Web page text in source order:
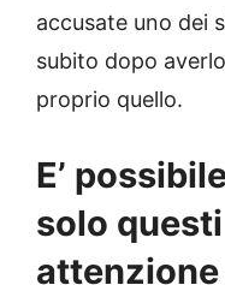
accusate uno dei
subito dopo
proprio quello.
E’
solo